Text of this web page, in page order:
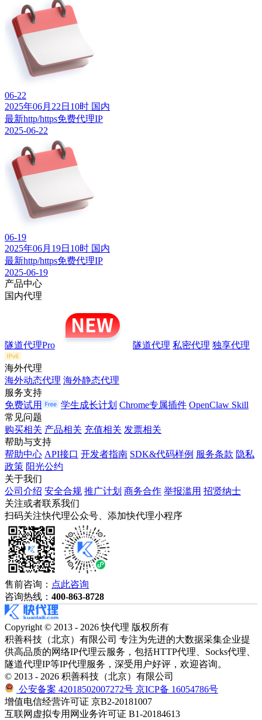
06-22
2025年06月22日10时 国内
最新http/https免费代理IP
2025-06-22
06-19
2025年06月19日10时 国内
最新http/https免费代理IP
2025-06-19
产品中心
国内代理
隧道代理Pro 隧道代理 私密代理 独享代理
海外代理
海外动态代理 海外静态代理
服务支持
免费试用
学生成长计划 Chrome专属插件 OpenClaw Skill
常见问题
购买相关 产品相关 充值相关 发票相关
帮助与支持
帮助中心 API接口 开发者指南 SDK&代码样例 服务条款 隐私
政策 阳光公约
关于我们
公司介绍 安全合规 推广计划 商务合作 举报滥用 招贤纳士
关注或者联系我们
扫码关注快代理公众号、添加快代理小程序
售前咨询： 点此咨询
咨询热线： 400-863-8728
Copyright © 2013 - 2026 快代理 版权所有
积善科技（北京）有限公司 专注为先进的大数据采集企业提
供高品质的网络IP代理云服务，包括HTTP代理、Socks代理、
隧道代理IP等IP代理服务，深受用户好评，欢迎咨询。
© 2013 - 2026 积善科技（北京）有限公司
公安备案 42018502007272号 京ICP备 16054786号
增值电信经营许可证 京B2-20181007
互联网虚拟专用网业务许可证 B1-20184613